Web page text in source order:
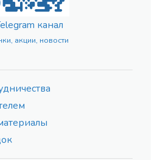
канал
акции, новости